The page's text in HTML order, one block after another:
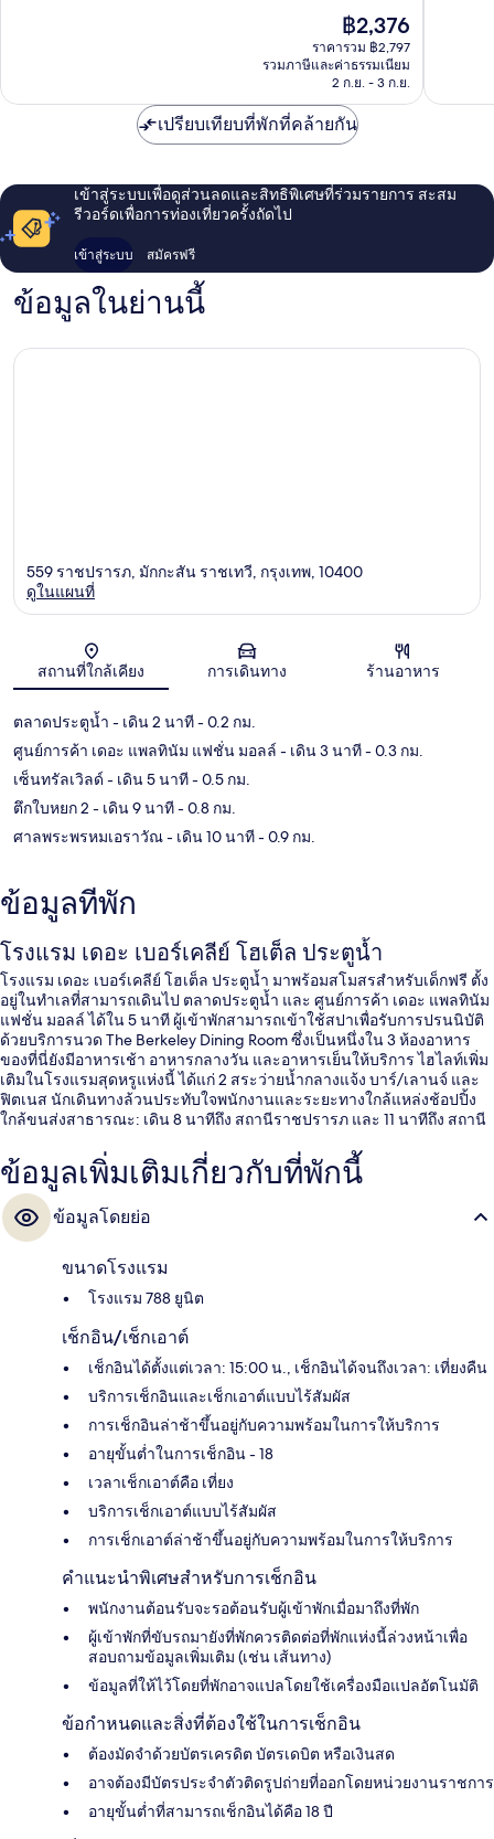
ราคา
ปัจจุบัน
คือ
฿2,376
฿2,376
ราคารวม ฿2,797
รวมภาษีและค่าธรรมเนียม
2 ก.ย. - 3 ก.ย.
รีวิว
เปรียบเทียบที่พักที่คล้ายกัน
เข้าสู่ระบบเพื่อดูส่วนลดและสิทธิพิเศษที่ร่วมรายการ สะสม
รีวอร์ดเพื่อการท่องเที่ยวครั้งถัดไป
เข้าสู่ระบบ สมัครฟรี
ข้อมูลในย่านนี้
แผนที่
559 ราชปรารภ, มักกะสัน ราชเทวี, กรุงเทพ, 10400
ดูในแผนที่
สถานที่ใกล้เคียง การเดินทาง ร้านอาหาร
ตลาดประตูน้ำ - เดิน 2 นาที- 0.2 กม.
ศูนย์การค้า เดอะ แพลทินัม แฟชั่น มอลล์ - เดิน 3 นาที- 0.3 กม.
เซ็นทรัลเวิลด์ - เดิน 5 นาที- 0.5 กม.
ตึกใบหยก 2 - เดิน 9 นาที- 0.8 กม.
ศาลพระพรหมเอราวัณ- เดิน 10 นาที- 0.9 กม.
ข้อมูลที่พัก
โรงแรม เดอะ เบอร์เคลีย์ โฮเต็ล ประตูน้ำ
โรงแรม เดอะ เบอร์เคลีย์ โฮเต็ล ประตูน้ำ มาพร้อมสโมสรสำหรับเด็กฟรี ตั้ง
อยู่ในทำเลที่สามารถเดินไป ตลาดประตูน้ำ และ ศูนย์การค้า เดอะ แพลทินัม
แฟชั่น มอลล์ ได้ใน 5 นาที ผู้เข้าพักสามารถเข้าใช้สปาเพื่อรับการปรนนิบัติ
ด้วยบริการนวด The Berkeley Dining Room ซึ่งเป็นหนึ่งใน 3 ห้องอาหาร
ของที่นี่ยังมีอาหารเช้า อาหารกลางวัน และอาหารเย็นให้บริการ ไฮไลท์เพิ่ม
เติมในโรงแรมสุดหรูแห่งนี้ ได้แก่ 2 สระว่ายน้ำกลางแจ้ง บาร์/เลานจ์ และ
ฟิตเนส นักเดินทางล้วนประทับใจพนักงานและระยะทางใกล้แหล่งช้อปปิ้ง
ใกล้ขนส่งสาธารณะ: เดิน 8 นาทีถึง สถานีราชปรารภ และ 11 นาทีถึง สถานี
ข้อมูลเพิ่มเติมเกี่ยวกับที่พักนี้
ข้อมูลโดยย่อ
ขนาดโรงแรม
โรงแรม 788 ยูนิต
เช็กอิน/เช็กเอาต์
เช็กอินได้ตั้งแต่เวลา: 15:00 น., เช็กอินได้จนถึงเวลา: เที่ยงคืน
บริการเช็กอินและเช็กเอาต์แบบไร้สัมผัส
การเช็กอินล่าช้าขึ้นอยู่กับความพร้อมในการให้บริการ
อายุขั้นต่ำในการเช็กอิน - 18
เวลาเช็กเอาต์คือ เที่ยง
บริการเช็กเอาต์แบบไร้สัมผัส
การเช็กเอาต์ล่าช้าขึ้นอยู่กับความพร้อมในการให้บริการ
คำแนะนำพิเศษสำหรับการเช็กอิน
พนักงานต้อนรับจะรอต้อนรับผู้เข้าพักเมื่อมาถึงที่พัก
ผู้เข้าพักที่ขับรถมายังที่พักควรติดต่อที่พักแห่งนี้ล่วงหน้าเพื่อ
สอบถามข้อมูลเพิ่มเติม (เช่น เส้นทาง)
ข้อมูลที่ให้ไว้โดยที่พักอาจแปลโดยใช้เครื่องมือแปลอัตโนมัติ
ข้อกำหนดและสิ่งที่ต้องใช้ในการเช็กอิน
ต้องมัดจำด้วยบัตรเครดิต บัตรเดบิต หรือเงินสด
อาจต้องมีบัตรประจำตัวติดรูปถ่ายที่ออกโดยหน่วยงานราชการ
อายุขั้นต่ำที่สามารถเช็กอินได้คือ 18 ปี